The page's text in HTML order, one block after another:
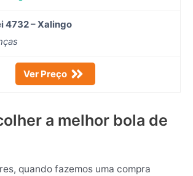
4732 – Xalingo
Ver Preço
a melhor bola de
quando fazemos uma compra